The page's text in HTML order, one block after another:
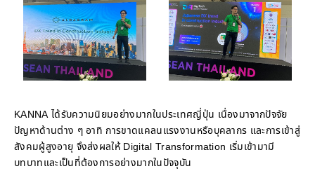
KANNA ได้รับความนิยมอย่างมากในประเทศญี่ปุ่น เนื่องมาจากปัจจัย
ปัญหาด้านต่าง ๆ อาทิ การขาดแคลนแรงงานหรือบุคลากร และการเข้าสู่
สังคมผู้สูงอายุ จึงส่งผลให้ Digital Transformation เริ่มเข้ามามี
บทบาทและเป็นที่ต้องการอย่างมากในปัจจุบัน